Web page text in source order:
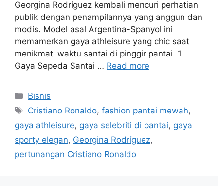
Georgina Rodríguez kembali mencuri perhatian
publik dengan penampilannya yang anggun dan
modis. Model asal Argentina-Spanyol ini
memamerkan gaya athleisure yang chic saat
menikmati waktu santai di pinggir pantai. 1.
Gaya Sepeda Santai … Read more
Categories
Bisnis
Tags
Cristiano Ronaldo,fashion pantai mewah,
gaya athleisure, gaya selebriti di pantai, gaya
sporty elegan, Georgina Rodríguez,
pertunangan Cristiano Ronaldo